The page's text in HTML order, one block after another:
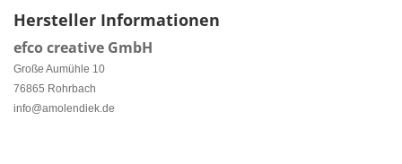
Hersteller Informationen
efco creative GmbH
Große Aumühle 10
76865 Rohrbach
info@amolendiek.de